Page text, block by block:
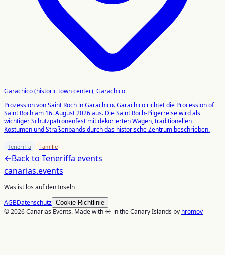
Garachico (historic town center), Garachico
Prozession von Saint Roch in Garachico. Garachico richtet die Procession of
Saint Roch am 16. August 2026 aus. Die Saint Roch-Pilgerreise wird als
wichtiger Schutzpatronenfest mit dekorierten Wagen, traditionellen
Kostümen und Straßenbands durch das historische Zentrum beschrieben.
Teneriffa Familie
←Back to Teneriffa events
canarias.events
Was ist los auf den Inseln
AGBDatenschutz Cookie-Richtlinie
© 2026 Canarias Events. Made with ☀️ in the Canary Islands by hromov